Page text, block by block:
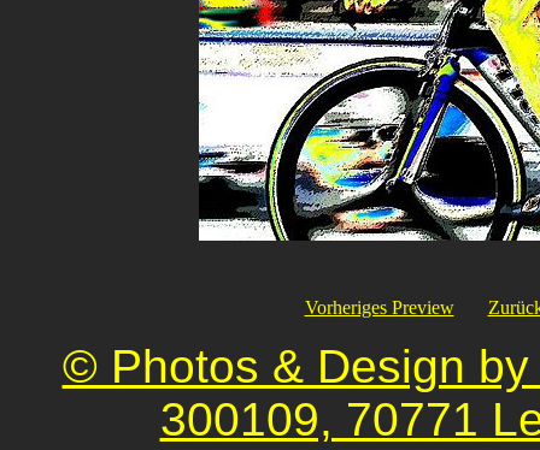
Vorheriges Preview
© Photos & Design
300109, 70771